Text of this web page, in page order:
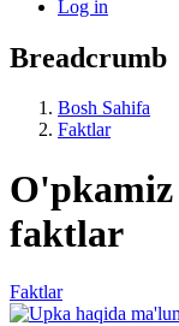
Log in
Breadcrumb
Bosh Sahifa
Faktlar
faktlar
Faktlar